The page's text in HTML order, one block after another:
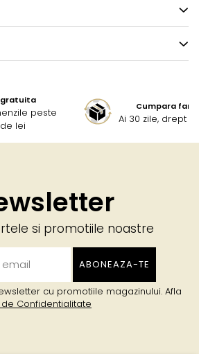
gratuita
peste
lei
Cumpara fara
Ai 30 zile, drept
si promotiile noastre
cu promotiile magazinului. Afla
de Confidentialitate